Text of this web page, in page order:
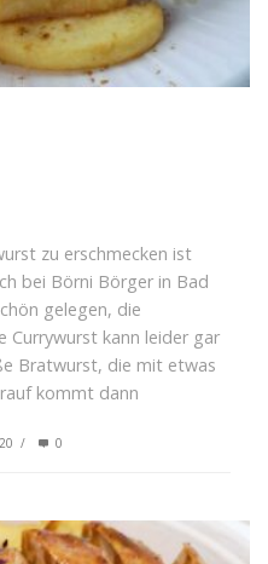
zu erschmecken ist
bei Börni Börger in Bad
gelegen, die
Currywurst kann leider gar
Bratwurst, die mit etwas
kommt dann
/ 0